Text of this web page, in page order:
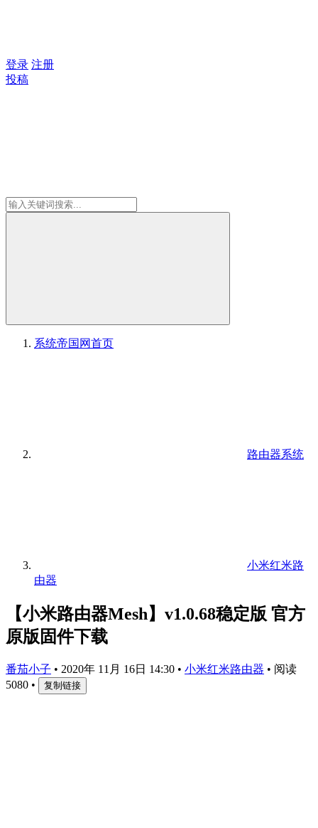
登录 注册
投稿
系统帝国网首页
路由器系统
小米红米路
由器
【小米路由器Mesh】v1.0.68稳定版 官方
原版固件下载
番茄小子 • 2020年 11月 16日 14:30 • 小米红米路由器 • 阅读
5080 • 复制链接